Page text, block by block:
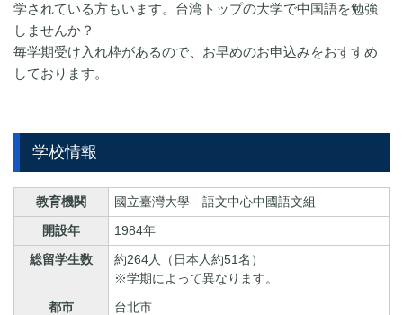
学されている方もいます。台湾トップの大学で中国語を勉強
しませんか？
毎学期受け入れ枠があるので、お早めのお申込みをおすすめ
しております。
学校情報
教育機関
國立臺灣大學 語文中心中國語文組
開設年
1984年
総留学生数
約264人（日本人約51名）
※学期によって異なります。
都市
台北市